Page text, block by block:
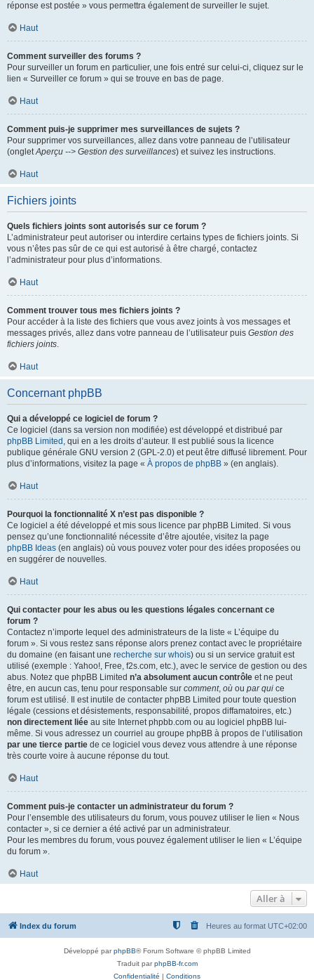
réponse est postée » vous permettra également de surveiller le sujet.
Haut
Comment surveiller des forums ?
Pour surveiller un forum en particulier, une fois entré sur celui-ci, cliquez sur le
lien « Surveiller ce forum » qui se trouve en bas de page.
Haut
Comment puis-je supprimer mes surveillances de sujets ?
Pour supprimer vos surveillances, allez dans votre panneau de l’utilisateur
(ongletAperçu --> Gestion des surveillances) et suivez les instructions.
Haut
Fichiers joints
Quels fichiers joints sont autorisés sur ce forum ?
L’administrateur peut autoriser ou interdire certains types de fichiers joints. Si
vous n’êtes pas sûr de ce qui est autorisé à être chargé, contactez
l’administrateur pour plus d’informations.
Haut
Comment trouver tous mes fichiers joints ?
Pour accéder à la liste des fichiers que vous avez joints à vos messages et
messages privés, allez dans votre panneau de l’utilisateur puis Gestion des
fichiers joints.
Haut
Concernant phpBB
Qui a développé ce logiciel de forum ?
Ce logiciel (dans sa version non modifiée) est développé et distribué par
phpBB Limited , qui en a les droits d’auteur. Il est publié sous la licence
publique générale GNU version 2 (GPL-2.0) et peut être diffusé librement. Pour
plus d’informations, visitez la page « À propos de phpBB » (en anglais).
Haut
Pourquoi la fonctionnalité X n’est pas disponible ?
Ce logiciel a été développé et mis sous licence par phpBB Limited. Si vous
pensez qu’une fonctionnalité nécessite d’être ajoutée, visitez la page
phpBB Ideas (en anglais) où vous pouvez voter pour des idées proposées ou
en suggérer de nouvelles.
Haut
Qui contacter pour les abus ou les questions légales concernant ce
forum ?
Contactez n’importe lequel des administrateurs de la liste « L’équipe du
forum ». Si vous restez sans réponse alors prenez contact avec le propriétaire
du domaine (en faisant une recherche sur whois) ou si un service gratuit est
utilisé (exemple : Yahoo!, Free, f2s.com, etc.), avec le service de gestion ou des
abus. Notez que phpBB Limited n’a absolument aucun contrôle et ne peut
être, en aucun cas, tenu pour responsable sur comment, où ou par qui ce
forum est utilisé. Il est inutile de contacter phpBB Limited pour toute question
légale (cessions et désistements, responsabilité, propos diffamatoires, etc.)
non directement liée au site Internet phpbb.com ou au logiciel phpBB lui-
même. Si vous adressez un courriel au groupe phpBB à propos de l’utilisation
par une tierce partie de ce logiciel vous devez vous attendre à une réponse
très courte voire à aucune réponse du tout.
Haut
Comment puis-je contacter un administrateur du forum ?
Pour l’ensemble des utilisateurs du forum, vous pouvez utiliser le lien « Nous
contacter », si ce dernier a été activé par un administrateur.
Pour les membres du forum, vous pouvez également utiliser le lien « L’équipe
du forum ».
Haut
Aller à
Index du forum Heures au format UTC+02:00
Développé parphpBB® Forum Software © phpBB Limited
Traduit parphpBB-fr.com
Confidentialité | Conditions